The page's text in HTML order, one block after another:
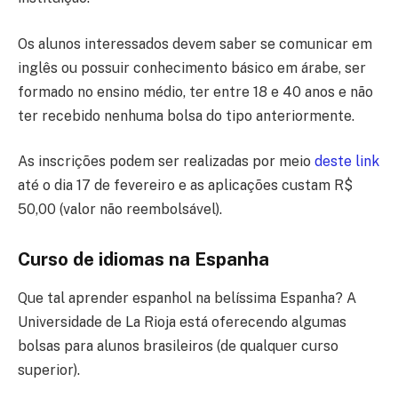
Os alunos interessados devem saber se comunicar em
inglês ou possuir conhecimento básico em árabe, ser
formado no ensino médio, ter entre 18 e 40 anos e não
ter recebido nenhuma bolsa do tipo anteriormente.
As inscrições podem ser realizadas por meio deste link
até o dia 17 de fevereiro e as aplicações custam R$
50,00 (valor não reembolsável).
Curso de idiomas na Espanha
Que tal aprender espanhol na belíssima Espanha? A
Universidade de La Rioja está oferecendo algumas
bolsas para alunos brasileiros (de qualquer curso
superior).